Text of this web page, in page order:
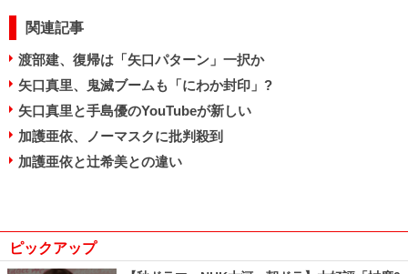
関連記事
渡部建、復帰は「矢口パターン」一択か
矢口真里、鬼滅ブームも「にわか封印」?
矢口真里と手島優のYouTubeが新しい
加護亜依、ノーマスクに批判殺到
加護亜依と辻希美との違い
ピックアップ